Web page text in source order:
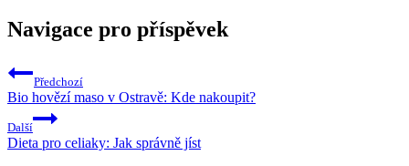
Navigace pro příspěvek
Předchozí
Bio hovězí maso v Ostravě: Kde nakoupit?
Další
Dieta pro celiaky: Jak správně jíst